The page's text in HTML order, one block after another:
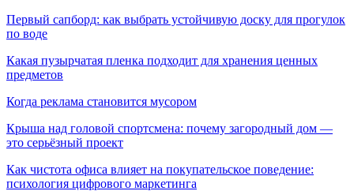
Первый сапборд: как выбрать устойчивую доску для прогулок
по воде
Какая пузырчатая пленка подходит для хранения ценных
предметов
Когда реклама становится мусором
Крыша над головой спортсмена: почему загородный дом —
это серьёзный проект
Как чистота офиса влияет на покупательское поведение:
психология цифрового маркетинга